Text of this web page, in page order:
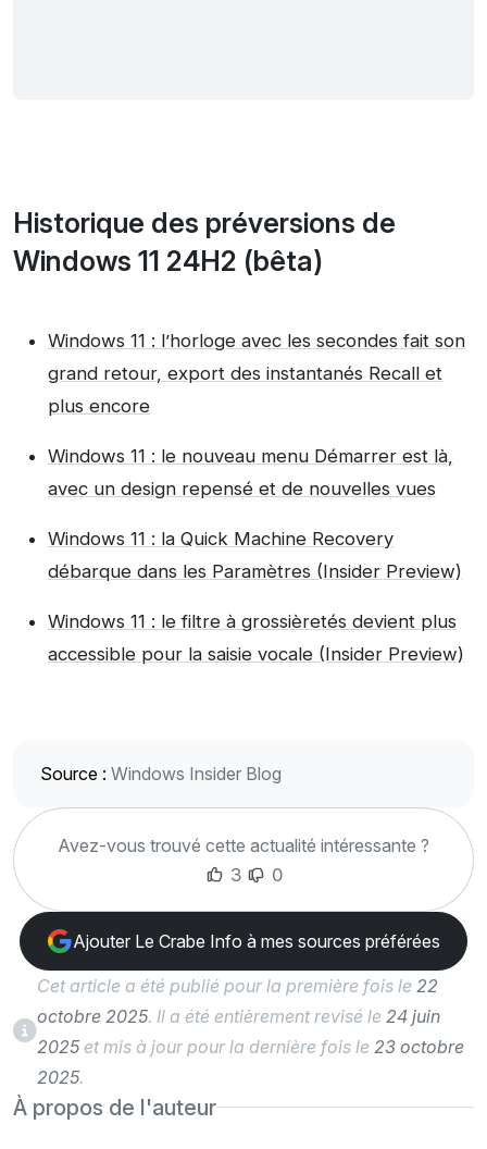
Historique des préversions de
Windows 11 24H2 (bêta)
Windows 11 : l’horloge avec les secondes fait son
grand retour, export des instantanés Recall et
plus encore
Windows 11 : le nouveau menu Démarrer est là,
avec un design repensé et de nouvelles vues
Windows 11 : la Quick Machine Recovery
débarque dans les Paramètres (Insider Preview)
Windows 11 : le filtre à grossièretés devient plus
accessible pour la saisie vocale (Insider Preview)
Source : Windows Insider Blog
Avez-vous trouvé cette actualité intéressante ?
3
0
Ajouter Le Crabe Info à mes sources préférées
Cet article a été publié pour la première fois le 22
octobre 2025. Il a été entièrement revisé le 24 juin
2025 et mis à jour pour la dernière fois le 23 octobre
2025.
À propos de l'auteur